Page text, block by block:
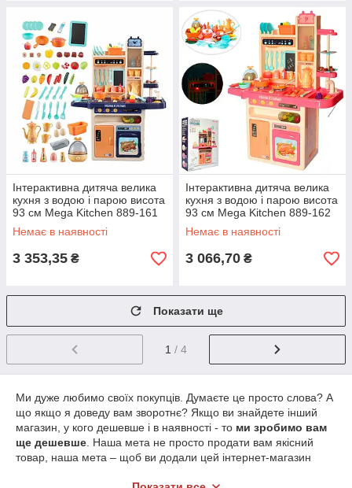
Інтерактивна дитяча велика
кухня з водою і парою висота
93 см Mega Kitchen 889-161
Немає в наявності
3 353,35 ₴
Інтерактивна дитяча велика
кухня з водою і парою висота
93 см Mega Kitchen 889-162
Немає в наявності
3 066,70 ₴
Показати ще
1 / 4
Ми дуже любимо своїх покупців. Думаєте це просто слова? А
що якщо я доведу вам зворотнє? Якщо ви знайдете інший
магазин, у кого дешевше і в наявності - то ми зробимо вам
ще дешевше . Наша мета не просто продати вам якісний
товар, наша мета – щоб ви додали цей інтернет-магазин